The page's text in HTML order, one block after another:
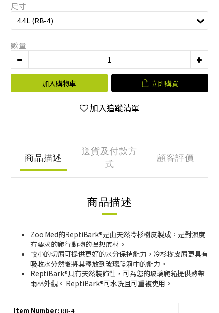
尺寸
數量
加入購物車 立即購買
加入追蹤清單
商品描述
送貨及付款方
式
顧客評價
商品描述
Zoo Med的ReptiBark®是由天然冷杉樹皮製成。是對濕度
有要求的爬行動物的理想底材。
較小的切屑可提供更好的水分保持能力，冷杉樹皮屑更具有
吸收水分然後將其釋放到玻璃爬箱中的能力。​
ReptiBark®具有天然裝飾性，可為您的玻璃爬箱提供熱帶
雨林外觀。 ReptiBark®可水洗且可重複使用。
Item Number: RB-4